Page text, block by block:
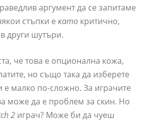
аргумент да се запитаме
стъпки е като критично,
други шутъри.
че това е опционална кожа,
но също така да изберете
е малко по-сложно. За играчите
може да е проблем за скин. Но
2 играч? Може би да чуеш